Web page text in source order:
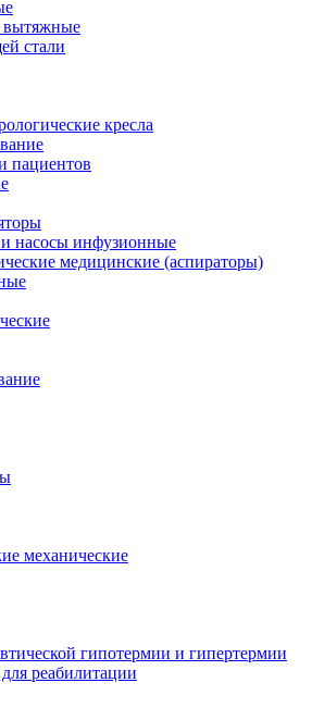
вытяжные
стали
кресла
пациентов
насосы инфузионные
медицинские (аспираторы)
механические
гипотермии и гипертермии
реабилитации